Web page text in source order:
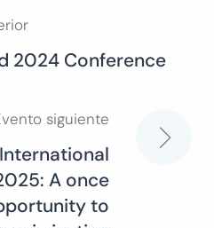
2024 Conference
siguiente
A once
to